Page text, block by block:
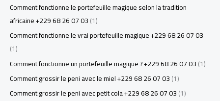
Comment fonctionne le portefeuille magique selon la tradition
africaine +229 68 26 07 03(1)
Comment fonctionne le vrai portefeuille magique +229 68 26 07 03
(1)
Comment fonctionne un portefeuille magique ? +229 68 26 07 03(1)
Comment grossir le peni avec le miel +229 68 26 07 03(1)
Comment grossir le peni avec petit cola +229 68 26 07 03(1)